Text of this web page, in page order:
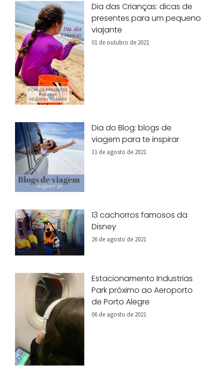
Dia das Crianças: dicas de
presentes para um pequeno
viajante
01 de outubro de 2021
Dia do Blog: blogs de
viagem para te inspirar
31 de agosto de 2021
13 cachorros famosos da
Disney
26 de agosto de 2021
Estacionamento Industrias
Park próximo ao Aeroporto
de Porto Alegre
06 de agosto de 2021